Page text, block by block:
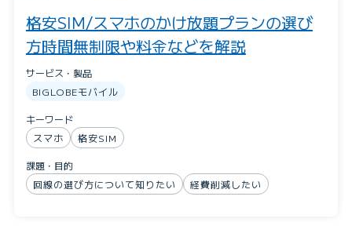
格安SIM/スマホのかけ放題プランの選び
方時間無制限や料金などを解説
サービス・製品
BIGLOBEモバイル
キーワード
スマホ
格安SIM
課題・目的
回線の選び方について知りたい
経費削減したい